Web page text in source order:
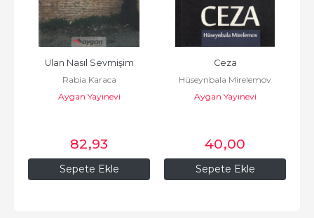
Sepete Ekle
Ulan Nasıl Sevmişim
Rabia Karaca
Aygan Yayınevi
82,93
Sepete Ekle
Ceza
Hüseynbala Mirelemov
Aygan Yayınevi
40,00